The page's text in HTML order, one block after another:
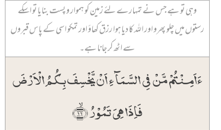
وہی تو ہے جس نے تمہارے لئے زمین کو ہموار و پست بنایا تو اسکے
رستوں میں چلو پھرو اور اللہ کا دیا ہوا رزق کھاؤ اور تمکو اسی کے پاس قبروں
سے اٹھ کر جانا ہے۔
ءَاَمِنۡتُمۡ مَّنۡ فِی السَّمَآءِ اَنۡ یَّخۡسِفَ بِکُمُ الۡاَرۡضَ
فَاِذَا ہِیَ تَمُوۡرُ ﴿ۙ۱۶﴾